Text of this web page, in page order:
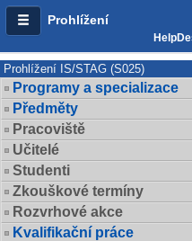
Prohlížení
Prohlížení IS/STAG (S025)
Programy a specializace
Předměty
Pracoviště
Učitelé
Studenti
Zkouškové termíny
Rozvrhové akce
Kvalifikační práce